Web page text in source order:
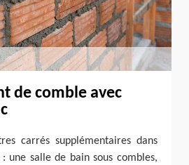
de comble avec
carrés supplémentaires dans
une salle de bain sous combles,